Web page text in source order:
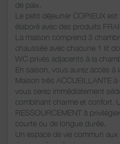
de paix.
Le petit déjeuner COPIEUX
élaboré avec des produits
La maison comprend 3
chaussée avec chacune 1 lit
WC privés adjacents à la
En saison, vous aurez accès à
Maison très ACCUEILLANTE
vous serez immédiatement
combinant charme et confort.
RESSOURCEMENT à
courte ou de longue durée.
Un espace de vie commun